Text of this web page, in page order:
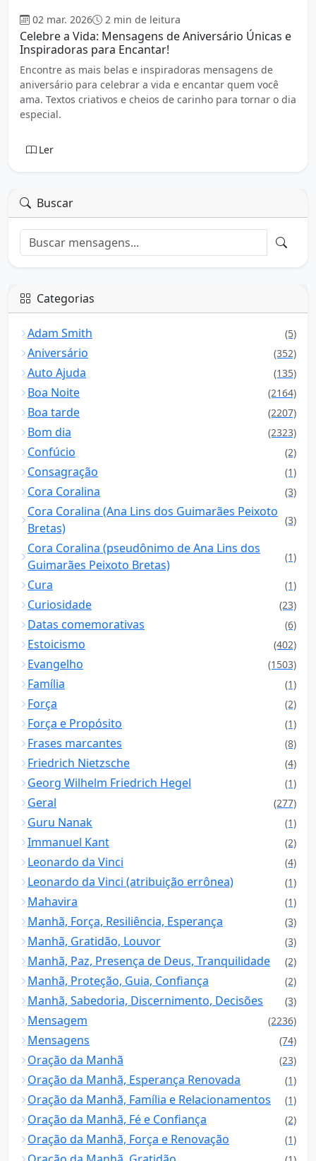
02 mar. 2026 2 min de leitura
Celebre a Vida: Mensagens de Aniversário Únicas e
Inspiradoras para Encantar!
Encontre as mais belas e inspiradoras mensagens de
aniversário para celebrar a vida e encantar quem você
ama. Textos criativos e cheios de carinho para tornar o dia
especial.
Ler
Buscar
Categorias
Adam Smith (5)
Aniversário (352)
Auto Ajuda (135)
Boa Noite (2164)
Boa tarde (2207)
Bom dia (2323)
Confúcio (2)
Consagração (1)
Cora Coralina (3)
Cora Coralina (Ana Lins dos Guimarães Peixoto
Bretas)
(3)
Cora Coralina (pseudônimo de Ana Lins dos
Guimarães Peixoto Bretas)
(1)
Cura (1)
Curiosidade (23)
Datas comemorativas (6)
Estoicismo (402)
Evangelho (1503)
Família (1)
Força (2)
Força e Propósito (1)
Frases marcantes (8)
Friedrich Nietzsche (4)
Georg Wilhelm Friedrich Hegel (1)
Geral (277)
Guru Nanak (1)
Immanuel Kant (2)
Leonardo da Vinci (4)
Leonardo da Vinci (atribuição errônea) (1)
Mahavira (1)
Manhã, Força, Resiliência, Esperança (3)
Manhã, Gratidão, Louvor (3)
Manhã, Paz, Presença de Deus, Tranquilidade (2)
Manhã, Proteção, Guia, Confiança (2)
Manhã, Sabedoria, Discernimento, Decisões (3)
Mensagem (2236)
Mensagens (74)
Oração da Manhã (23)
Oração da Manhã, Esperança Renovada (1)
Oração da Manhã, Família e Relacionamentos (1)
Oração da Manhã, Fé e Confiança (2)
Oração da Manhã, Força e Renovação (1)